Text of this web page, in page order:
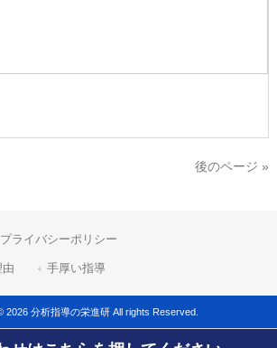
後のページ »
プライバシーポリシー
手厚い指導
2026 分析指導の栄進研 All rights Reserved.